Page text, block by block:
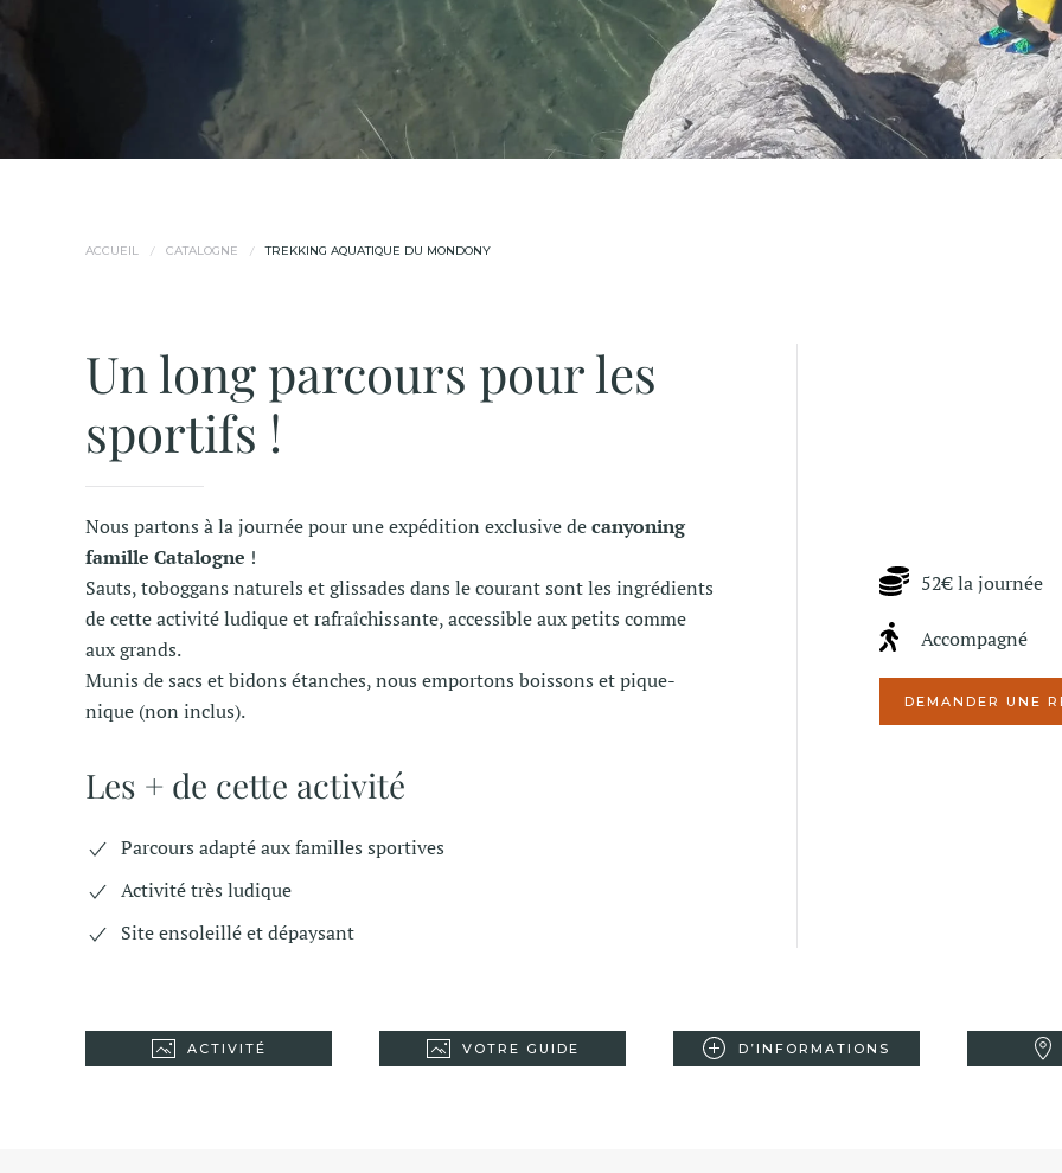
ACCUEIL CATALOGNE TREKKING AQUATIQUE DU MONDONY
Un long parcours pour les
sportifs !
Nous partons à la journée pour une expédition exclusive decanyoning
famille Catalogne !
Sauts, toboggans naturels et glissades dans le courant sont les ingrédients
de cette activité ludique et rafraîchissante, accessible aux petits comme
aux grands.
Munis de sacs et bidons étanches, nous emportons boissons et pique-
nique (non inclus).
Les + de cette activité
Parcours adapté aux familles sportives
Activité très ludique
Site ensoleillé et dépaysant
52€ la journée
Accompagné
DEMANDER UNE
ACTIVITÉ VOTRE GUIDE D’INFORMATIONS